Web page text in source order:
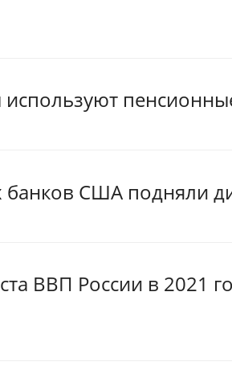
используют
банков США подняли
ВВП России в 2021